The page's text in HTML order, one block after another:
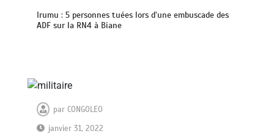
Irumu : 5 personnes tuées lors d’une embuscade des
ADF sur la RN4 à Biane
parCONGOLEO
janvier 31, 2022